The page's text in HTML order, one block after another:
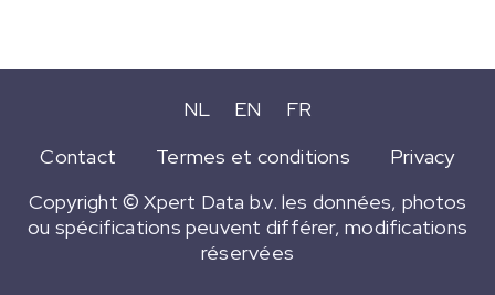
NL EN
FR
Contact
Termes et conditions
Privacy
Copyright © Xpert Data b.v. les données, photos
ou spécifications peuvent différer, modifications
réservées